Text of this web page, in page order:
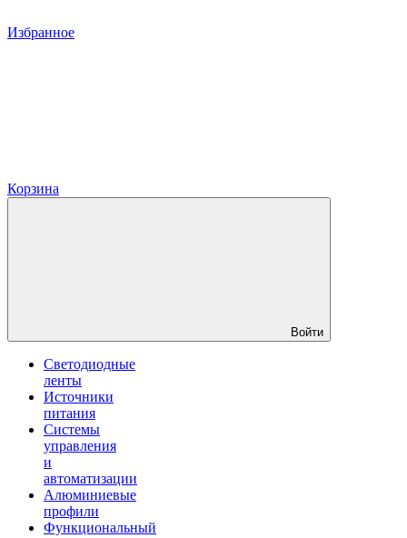
Избранное
Корзина
Войти
Светодиодные
ленты
Источники
питания
Системы
управления
и
автоматизации
Алюминиевые
профили
Функциональный